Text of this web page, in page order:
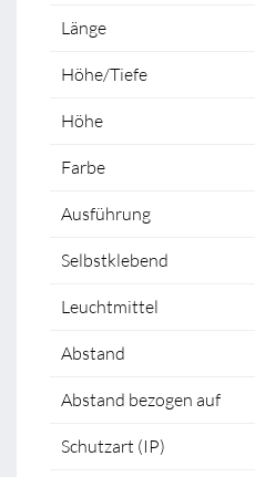
Länge
Höhe/Tiefe
Höhe
Farbe
Ausführung
Selbstklebend
Leuchtmittel
Abstand
Abstand bezogen auf
Schutzart (IP)